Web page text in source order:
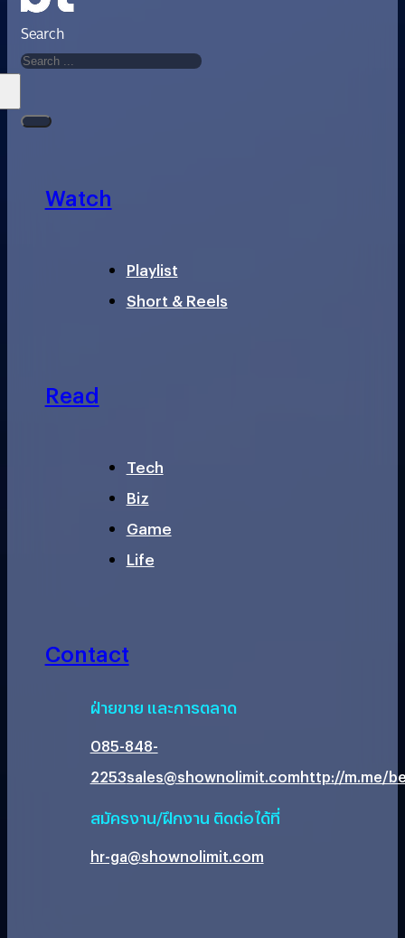
Search
Watch
Playlist
Short & Reels
Read
Tech
Biz
Game
Life
Contact
ฝ่ายขาย และการตลาด
085-848-
2253sales@shownolimit.comhttp://m.me/
สมัครงาน/ฝึกงาน ติดต่อได้ที่
hr-ga@shownolimit.com